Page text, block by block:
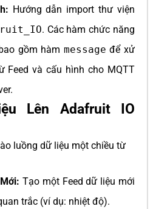
Hướng dẫn import thư viện
. Các hàm chức năng
gồm hàm message để xử
Feed và cấu hình cho MQTT
Lên Adafruit IO
luồng dữ liệu một chiều từ
Tạo một Feed dữ liệu mới
trắc (ví dụ: nhiệt độ).